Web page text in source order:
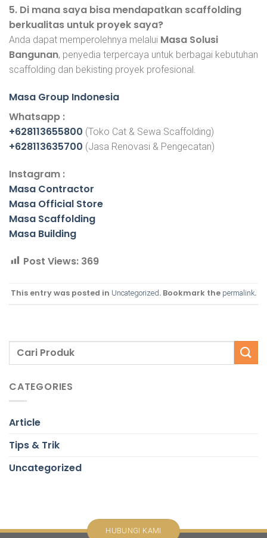
5. Di mana saya bisa mendapatkan scaffolding
berkualitas untuk proyek saya?
Anda dapat memperolehnya melalui Masa Solusi
Bangunan, penyedia terpercaya untuk berbagai kebutuhan
scaffolding dan bekisting proyek profesional.
Masa Group Indonesia
Whatsapp :
+628113655800 (Toko Cat & Sewa Scaffolding)
+628113635700 (Jasa Renovasi & Pengecatan)
Instagram :
Masa Contractor
Masa Official Store
Masa Scaffolding
Masa Building
Post Views: 369
This entry was posted in Uncategorized. Bookmark the permalink.
CATEGORIES
Article
Tips & Trik
Uncategorized
HUBUNGI KAMI